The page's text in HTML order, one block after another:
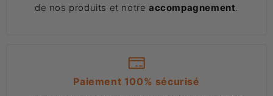
de nos produits et notre accompagnement.
Paiement 100% sécurisé